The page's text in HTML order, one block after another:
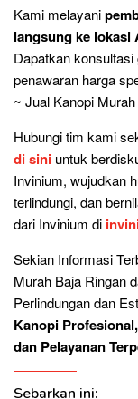
Kami melayani
langsung ke lokasi
Dapatkan
penawaran harga
~ Jual Kanopi
Hubungi tim kami
di sini untuk
Invinium, wujudkan
terlindungi, dan
dari Invinium di
Sekian Informasi
Murah Baja Ringan
Perlindungan dan
Kanopi
dan Pelayanan
Sebarkan ini: